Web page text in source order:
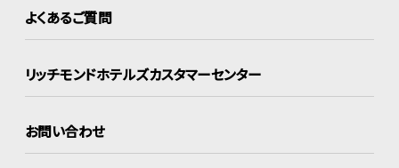
よくあるご質問
リッチモンドホテルズカスタマーセンター
お問い合わせ